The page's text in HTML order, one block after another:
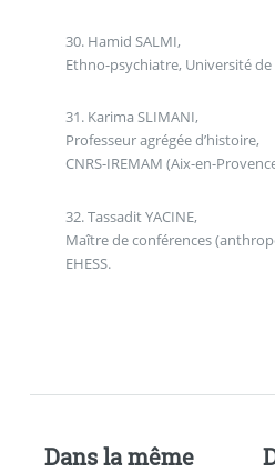
30. Hamid SALMI,
Ethno-psychiatre, Université de
31. Karima SLIMANI,
Professeur agrégée d’histoire,
CNRS-IREMAM (Aix-en-
32. Tassadit YACINE,
Maître de conférences
EHESS.
Dans la même